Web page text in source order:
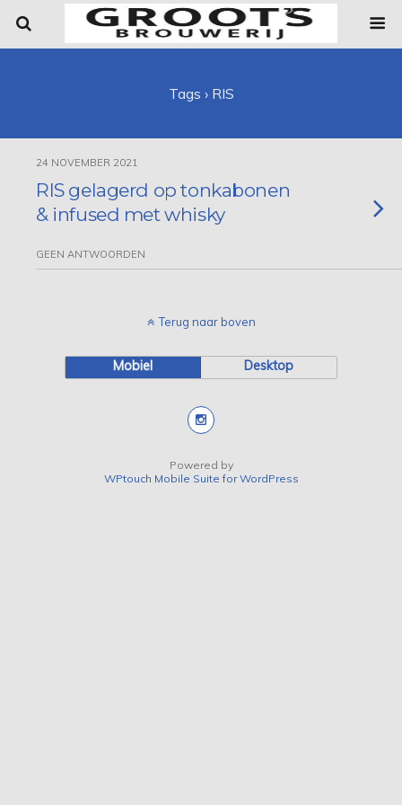
Tags › RIS
24 NOVEMBER 2021
RIS gelagerd op tonkabonen
& infused met whisky
GEEN ANTWOORDEN
Terug naar boven
Mobiel Desktop
Powered by
WPtouch Mobile Suite for WordPress